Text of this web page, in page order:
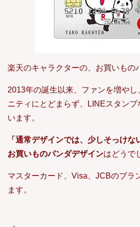
楽天のキャラクターの、お買いもの
2013年の誕生以来、ファンを増やし
ニティにとどまらず、LINEスタンプ
います。
「通常デザインでは、少しそっけな
お買いものパンダデザインはどうで
マスターカード、Visa、JCBのブラ
ます。